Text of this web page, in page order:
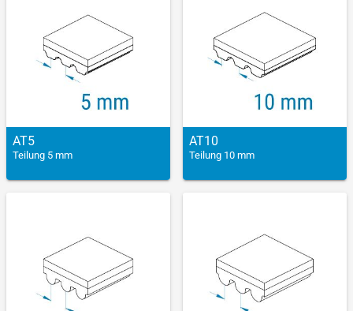
AT5
Teilung 5 mm
AT10
Teilung 10 mm